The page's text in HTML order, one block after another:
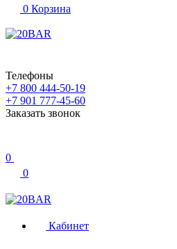
0 Корзина
Телефоны
+7 800 444-50-19
+7 901 777-45-60
Заказать звонок
0
0
Кабинет